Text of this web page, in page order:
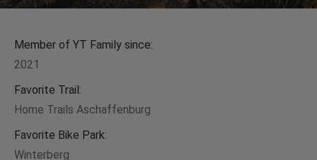
Member of YT Family since:
2021
Favorite Trail:
Home Trails Aschaffenburg
Favorite Bike Park:
Winterberg